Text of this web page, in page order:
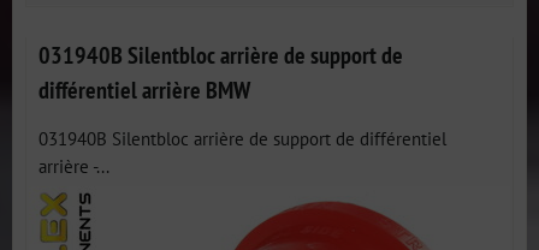
031940B Silentbloc arrière de support de
différentiel arrière BMW
031940B Silentbloc arrière de support de différentiel
arrière -...